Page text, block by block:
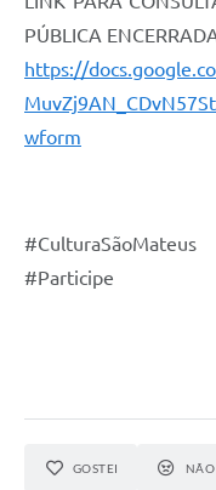
Telefones Úteis
PÚBLICA
https://
wform
#Participe
GOSTEI NÃO